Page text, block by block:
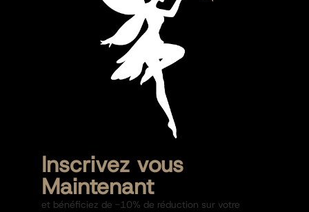
Inscrivez vous
Maintenant
et bénéficiez de -10% de réduction sur votre